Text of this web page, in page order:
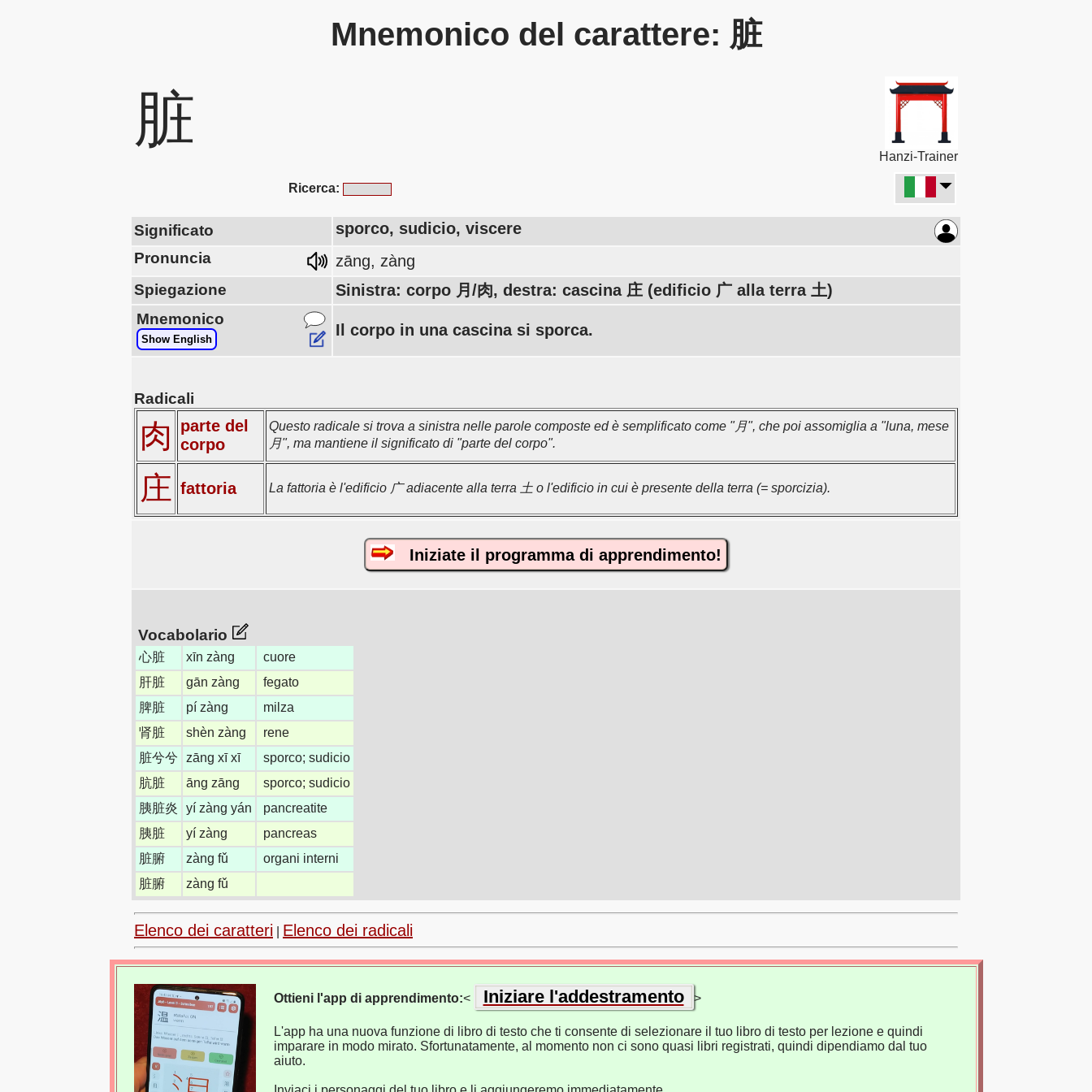
Mnemonico del carattere: 脏
脏
Hanzi-Trainer
Ricerca:
Significato sporco, sudicio, viscere
Pronuncia zāng, zàng
Spiegazione Sinistra: corpo 月/肉, destra: cascina 庄 (edificio 广 alla terra 土)
Mnemonico
Show English
Il corpo in una cascina si sporca.
Radicali
肉
parte del
corpo
Questo radicale si trova a sinistra nelle parole composte ed è semplificato come "月", che poi assomiglia a "luna, mese
月", ma mantiene il significato di "parte del corpo".
庄 fattoria La fattoria è l'edificio 广 adiacente alla terra 土 o l'edificio in cui è presente della terra (= sporcizia).
Iniziate il programma di apprendimento!
Vocabolario
心脏 xīn zàng
cuore
肝脏
gān zàng
fegato
脾脏
pí zàng
milza
肾脏
shèn zàng
rene
脏兮兮
zāng xī xī
sporco; sudicio
肮脏
āng zāng
sporco; sudicio
胰脏炎
yí zàng yán
pancreatite
胰脏
yí zàng
pancreas
脏腑
zàng fǔ
organi interni
脏腑
zàng fǔ
Elenco dei caratteri Elenco dei radicali
Ottieni l'app di apprendimento:< Iniziare l'addestramento >
L'app ha una nuova funzione di libro di testo che ti consente di selezionare il tuo libro di testo per lezione e quindi
imparare in modo mirato. Sfortunatamente, al momento non ci sono quasi libri registrati, quindi dipendiamo dal tuo
aiuto.